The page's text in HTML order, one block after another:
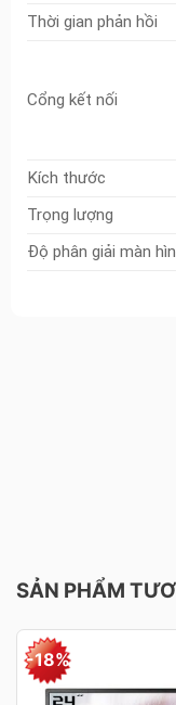
Thời gian phản hồi
Cổng kết nối
Kích thước
Trọng lượng
Độ phân giải màn
SẢN PHẨM
-18%